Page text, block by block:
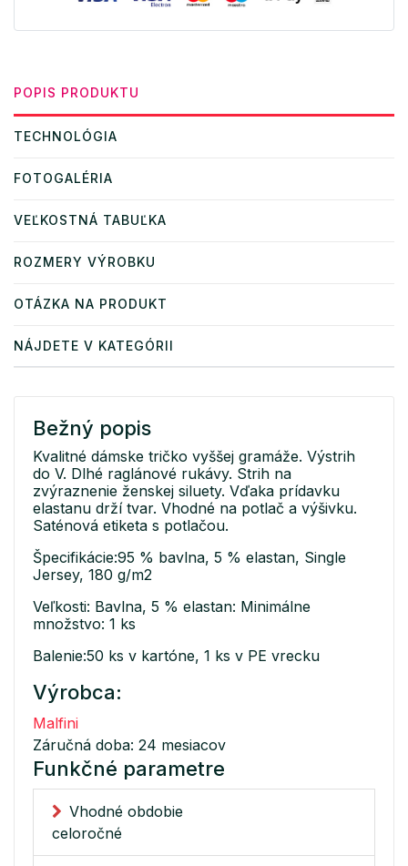
POPIS PRODUKTU
TECHNOLÓGIA
FOTOGALÉRIA
VEĽKOSTNÁ TABUĽKA
ROZMERY VÝROBKU
OTÁZKA NA PRODUKT
NÁJDETE V KATEGÓRII
Bežný popis
Kvalitné dámske tričko vyššej gramáže. Výstrih
do V. Dlhé raglánové rukávy. Strih na
zvýraznenie ženskej siluety. Vďaka prídavku
elastanu drží tvar. Vhodné na potlač a výšivku.
Saténová etiketa s potlačou.
Špecifikácie:95 % bavlna, 5 % elastan, Single
Jersey, 180 g/m2
Veľkosti: Bavlna, 5 % elastan: Minimálne
množstvo: 1 ks
Balenie:50 ks v kartóne, 1 ks v PE vrecku
Výrobca:
Malfini
Záručná doba: 24 mesiacov
Funkčné parametre
Vhodné obdobie
celoročné